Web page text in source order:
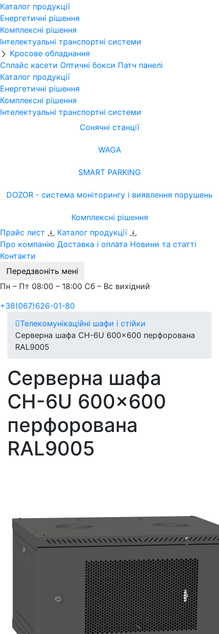
Каталог продукції
Енергетичні рішення
Комплексні рішення
Інтелектуальні транспортні системи
Кросове обладнання
Сплайс касети Оптичні бокси Патч панелі
Каталог продукції
Енергетичні рішення
Комплексні рішення
Інтелектуальні транспортні системи
Сонячні станції
WAGA
SMART PARKING
DOZOR - система моніторингу і виявлення порушень
Комплексні рішення
Прайс лист
Каталог продукції
Про компанію Доставка і оплата Новини та статті
Контакти
Передзвоніть мені
Пн – Пт 08:00 – 18:00 Сб – Вс вихідний
+38(067)626-01-80
Телекомунікаційні шафи і стійки
Серверна шафа СН-6U 600x600 перфорована
RAL9005
Серверна шафа
СН-6U 600x600
перфорована
RAL9005